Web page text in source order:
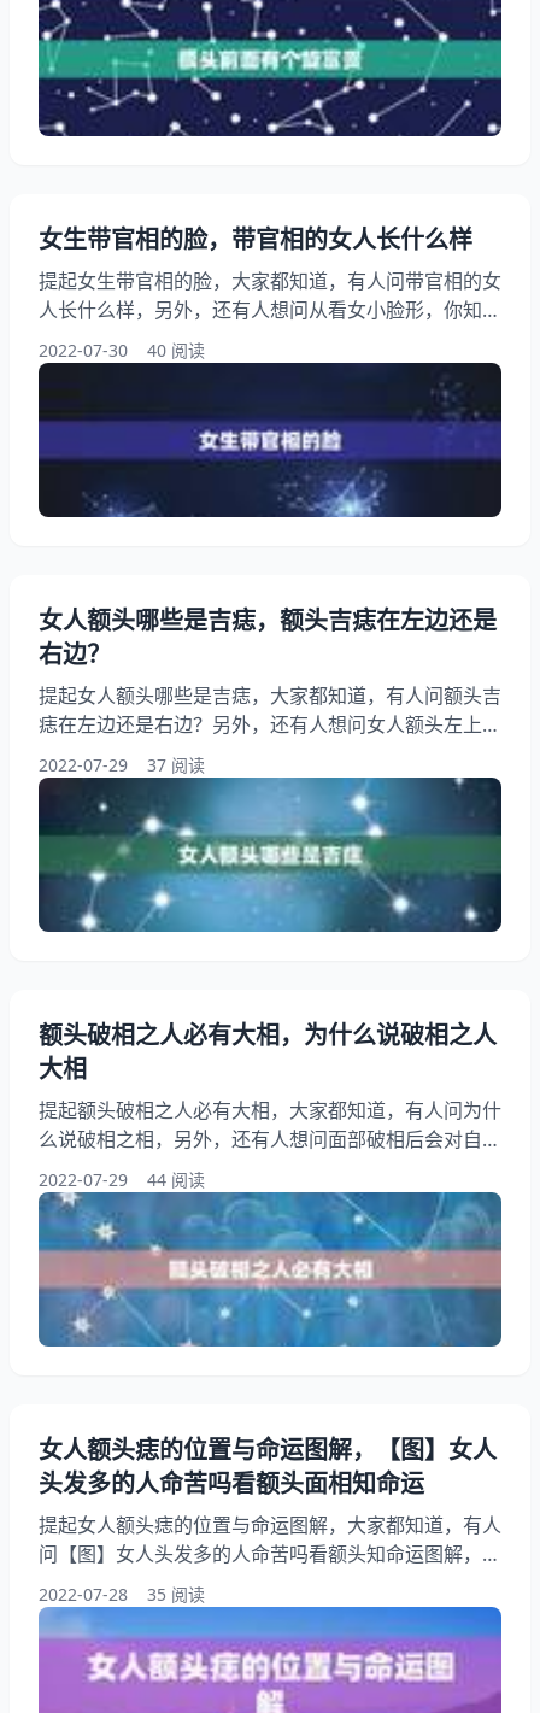
前面额头右侧一个旋是好是坏代表什么，希望能够帮助
到大家！ 额头前面有个旋富贵 1、头顶两个旋,前面额
头右侧一个旋是好是坏代表什么 人的命运在自己手中
啊 2、额头有个旋 有些人在额头都会长出一些头旋
女生带官相的脸，带官相的女人长什么样
提起女生带官相的脸，大家都知道，有人问带官相的女
人长什么样，另外，还有人想问从看女小脸形，你知道
这是怎么回事？其实看起来有官相吗，下面就一起来看
看带官相的女人长什么样，希望能够帮助到大家！ 女
生带官相的脸 1、带官相的女人长什么样 具体分析如
下： 有辅犀骨政界 靠近眉骨上方一直延伸到发际的部
位就是辅犀骨。拥有此的人，往往很有才能，能够让周
围人听从自己的意见，一般能够成为政界的。相比政界
2022-07-30 40 阅读
女人额头哪些是吉痣，额头吉痣在左边还是
右边？
提起女人额头哪些是吉痣，大家都知道，有人问额头吉
痣在左边还是右边？另外，还有人想问女人额头左上角
的痣是吉是凶，你知道这是怎么回事？其实额头中间有
三颗三角形的痦子,有什么寓意，下面就一起来看看额
头吉痣在左边还是右边？希望能够帮助到大家！ 女人
额头哪些是吉痣 额头中间有三颗三角形的痦子,有什么
寓意 1、额头吉痣在左边还是右边？ 那吉痣应该是在
左边比较好一点，在右边这个痣的位置就不太好了 2
2022-07-29 37 阅读
额头破相之人必有大相，为什么说破相之人
大相
提起额头破相之人必有大相，大家都知道，有人问为什
么说破相之相，另外，还有人想问面部破相后会对自己
运程有什么不好 运程风水，你知道这是怎么回事？其
实我儿子脑门磕坏了算是破相吗?破相有啥说法吗，下
面就一起来看看为什么说破相之相，希望能够帮助到大
家！ 额头破相之人必有大相 1、为什么说破相之相 相
乃相术，人之样貌。也就是说人的样子先天在某一方面
有缺陷，这是大福之相、贵相！这类人多凡是奇人。 2
2022-07-29 44 阅读
女人额头痣的位置与命运图解，【图】女人
头发多的人命苦吗看额头面相知命运
提起女人额头痣的位置与命运图解，大家都知道，有人
问【图】女人头发多的人命苦吗看额头知命运图解，另
外，还有人想问女生左额头上有这两个痣叫什么痣?需
不需要把它点掉?你知道这是怎么回事？其实女人脸上
痣的位置与命运图解，下面就一起来看看【图】女人头
发多的人命苦吗看额头知命运图解，希望能够帮助到大
家！ 女人额头痣的位置与命运图解 1、【图】女人头
2022-07-28 35 阅读